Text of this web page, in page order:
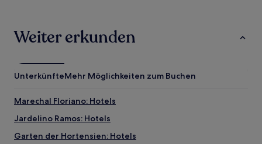
Weiter erkunden
UnterkünfteMehr Möglichkeiten zum Buchen
Marechal Floriano: Hotels
Jardelino Ramos: Hotels
Garten der Hortensien: Hotels